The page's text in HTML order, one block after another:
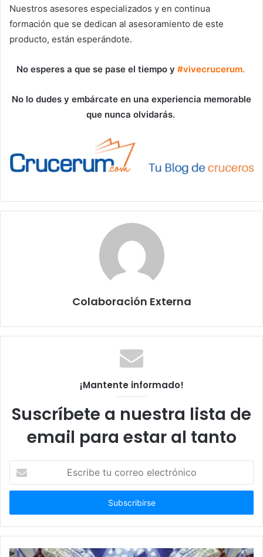
Nuestros asesores especializados y en continua
formación que se dedican al asesoramiento de este
producto, están esperándote.
No esperes a que se pase el tiempo y #vivecrucerum.
No lo dudes y embárcate en una experiencia memorable
que nunca olvidarás.
Colaboración Externa
¡Mantente informado!
Suscríbete a nuestra lista de
email para estar al tanto
correo